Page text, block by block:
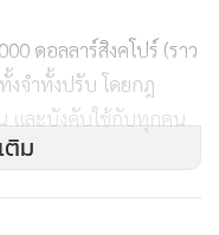
ดอลลาร์สิงคโปร์ (ราว
จำทั้งปรับ โดยกฎ
และบังคับใช้กับทุกคน